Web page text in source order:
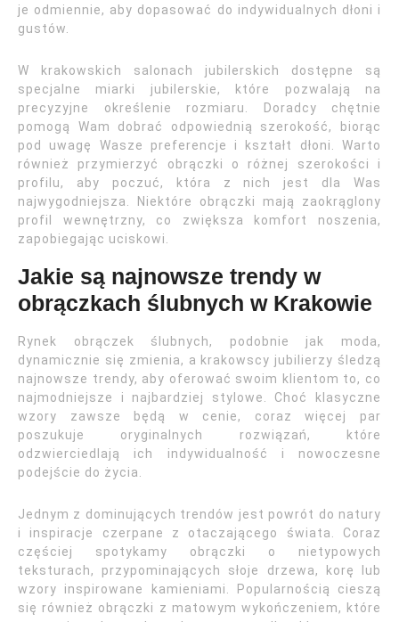
je odmiennie, aby dopasować do indywidualnych dłoni i
gustów.
W krakowskich salonach jubilerskich dostępne są
specjalne miarki jubilerskie, które pozwalają na
precyzyjne określenie rozmiaru. Doradcy chętnie
pomogą Wam dobrać odpowiednią szerokość, biorąc
pod uwagę Wasze preferencje i kształt dłoni. Warto
również przymierzyć obrączki o różnej szerokości i
profilu, aby poczuć, która z nich jest dla Was
najwygodniejsza. Niektóre obrączki mają zaokrąglony
profil wewnętrzny, co zwiększa komfort noszenia,
zapobiegając uciskowi.
Jakie są najnowsze trendy w
obrączkach ślubnych w Krakowie
Rynek obrączek ślubnych, podobnie jak moda,
dynamicznie się zmienia, a krakowscy jubilierzy śledzą
najnowsze trendy, aby oferować swoim klientom to, co
najmodniejsze i najbardziej stylowe. Choć klasyczne
wzory zawsze będą w cenie, coraz więcej par
poszukuje oryginalnych rozwiązań, które
odzwierciedlają ich indywidualność i nowoczesne
podejście do życia.
Jednym z dominujących trendów jest powrót do natury
i inspiracje czerpane z otaczającego świata. Coraz
częściej spotykamy obrączki o nietypowych
teksturach, przypominających słoje drzewa, korę lub
wzory inspirowane kamieniami. Popularnością cieszą
się również obrączki z matowym wykończeniem, które